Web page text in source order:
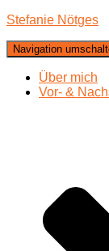
Stefanie Nötges
Navigation
Über mich
Vor- &